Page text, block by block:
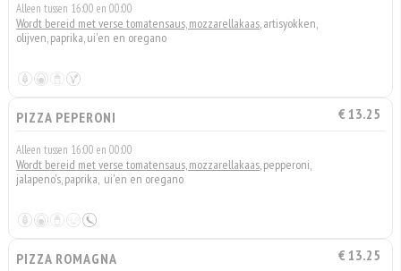
Alleen tussen 16:00 en 00:00
Wordt bereid met verse tomatensaus, mozzarellakaas, artisyokken,
olijven, paprika, ui'en en oregano
PIZZA PEPERONI € 13.25
Alleen tussen 16:00 en 00:00
Wordt bereid met verse tomatensaus, mozzarellakaas, pepperoni,
jalapeno's, paprika, ui'en en oregano
PIZZA ROMAGNA € 13.25